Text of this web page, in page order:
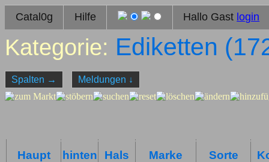
Catal0g Hilfe Hallo Gast login
Kategorie: Ediketten (
Spalten → Meldungen ↓
Haupt hinten Hals Marke Sorte